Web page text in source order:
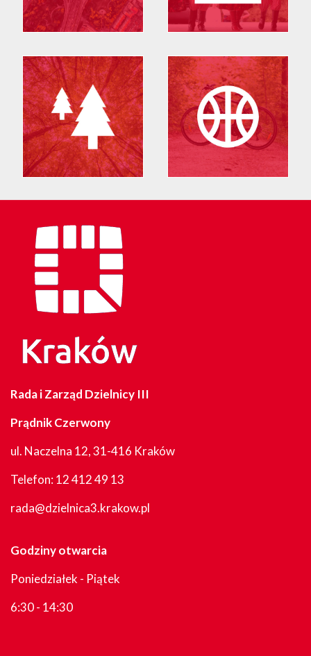
Rada i Zarząd Dzielnicy III
Prądnik Czerwony
ul. Naczelna 12, 31-416 Kraków
Telefon:12 412 49 13
rada@dzielnica3.krakow.pl
Godziny otwarcia
Poniedziałek - Piątek
6:30 - 14:30